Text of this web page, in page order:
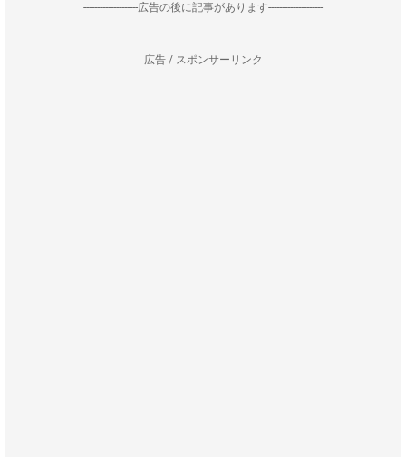
--------------------広告の後に記事があります--------------------
広告 / スポンサーリンク